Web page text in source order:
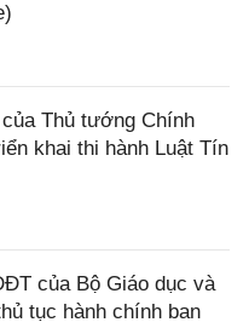
Thủ tướng Chính
khai thi hành Luật Tín
của Bộ Giáo dục và
tục hành chính ban